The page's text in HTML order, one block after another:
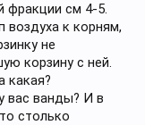
фракции см 4-5.
воздуха к корням,
не
корзину с ней.
какая?
вас ванды? И в
столько